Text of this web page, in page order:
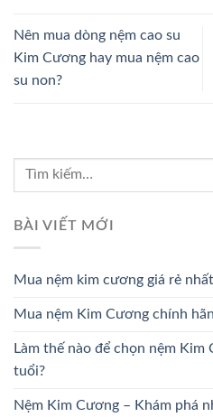
Nên mua dòng nệm cao su
Kim Cương hay mua nệm cao
su non?
BÀI VIẾT MỚI
Mua nệm kim cương giá rẻ
Mua nệm Kim Cương chính
Làm thế nào để chọn nệm
tuổi?
Nệm Kim Cương – Khám phá